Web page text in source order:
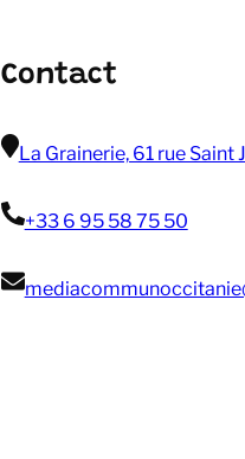
Contact
La Grainerie, 61 rue Saint
+33 6 95 58 75 50